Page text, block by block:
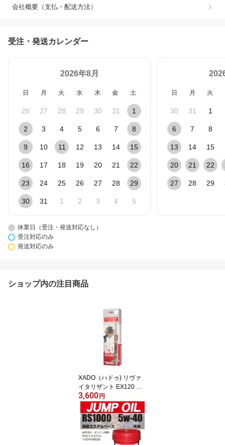
会社概要（支払・配送方法）
受注・発送カレンダー
2026年8月
日 月 火 水 木 金 土
26 27 28 29 30 31 1
2 3 4 5 6 7 8
9 10 11 12 13 14 15
16 17 18 19 20 21 22
23 24 25 26 27 28 29
30 31 1 2 3 4 5
日 月 火
30 31 1
6 7 8
13 14 15
20 21 22
27 28 29
休業日（受注・発送対応なし）
受注対応のみ
発送対応のみ
ショップ内の注目商品
XADO（ハドゥ) リヴァ
イタリザント EX120 ガ
ソリン＆LPGエンジン用
【日本専用パッケージ】
最強 エンジンオイル添加
剤 XADO JAPAN 修復 保
護 添加剤 オイル添加剤
エンジン オイル 車エン
3,600円